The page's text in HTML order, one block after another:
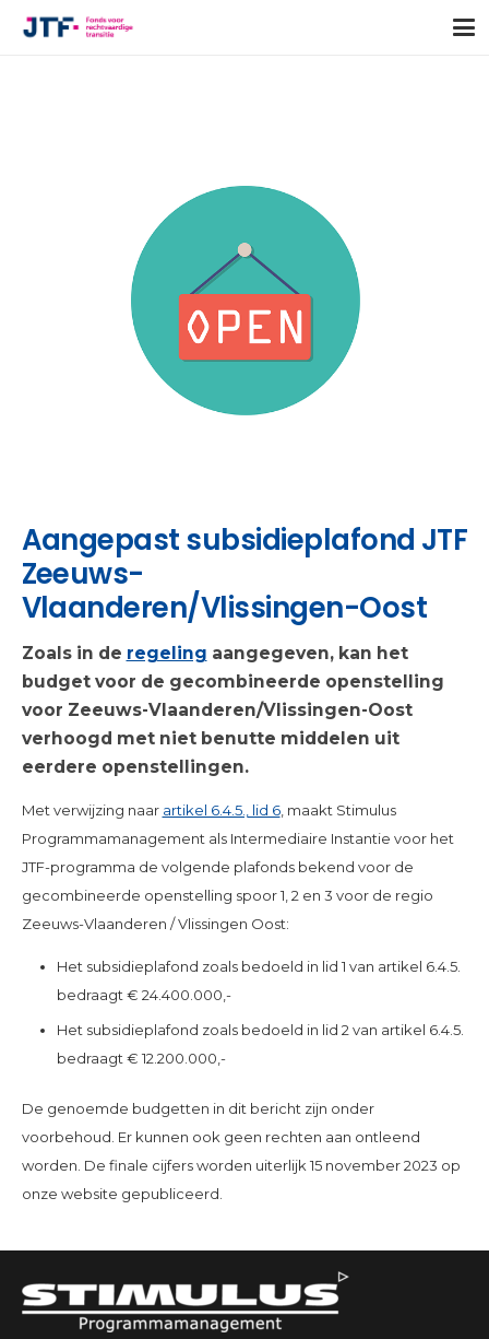
Aangepast subsidieplafond JTF
Zeeuws-
Vlaanderen/Vlissingen-Oost
Zoals in de regeling aangegeven, kan het
budget voor de gecombineerde openstelling
voor Zeeuws-Vlaanderen/Vlissingen-Oost
verhoogd met niet benutte middelen uit
eerdere openstellingen.
Met verwijzing naar artikel 6.4.5., lid 6, maakt Stimulus
Programmamanagement als Intermediaire Instantie voor het
JTF-programma de volgende plafonds bekend voor de
gecombineerde openstelling spoor 1, 2 en 3 voor de regio
Zeeuws-Vlaanderen / Vlissingen Oost:
Het subsidieplafond zoals bedoeld in lid 1 van artikel 6.4.5.
bedraagt € 24.400.000,-
Het subsidieplafond zoals bedoeld in lid 2 van artikel 6.4.5.
bedraagt € 12.200.000,-
De genoemde budgetten in dit bericht zijn onder
voorbehoud. Er kunnen ook geen rechten aan ontleend
worden. De finale cijfers worden uiterlijk 15 november 2023 op
onze website gepubliceerd.